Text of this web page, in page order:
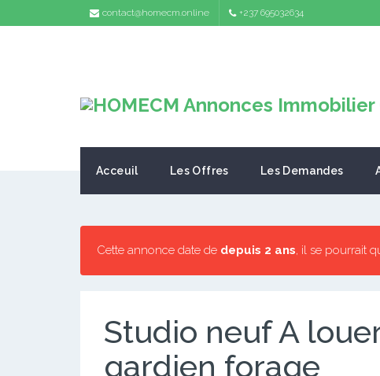
contact@homecm.online +237 695032634
Acceuil Les Offres Les Demandes
Cette annonce date de depuis 2 ans, il se pourrait
Studio neuf A
gardien forage